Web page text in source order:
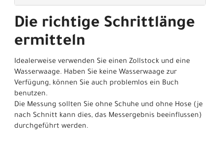
Die richtige Schrittlänge
ermitteln
Idealerweise verwenden Sie einen Zollstock und eine
Wasserwaage. Haben Sie keine Wasserwaage zur
Verfügung, können Sie auch problemlos ein Buch
benutzen.
Die Messung sollten Sie ohne Schuhe und ohne Hose (je
nach Schnitt kann dies, das Messergebnis beeinflussen)
durchgeführt werden.